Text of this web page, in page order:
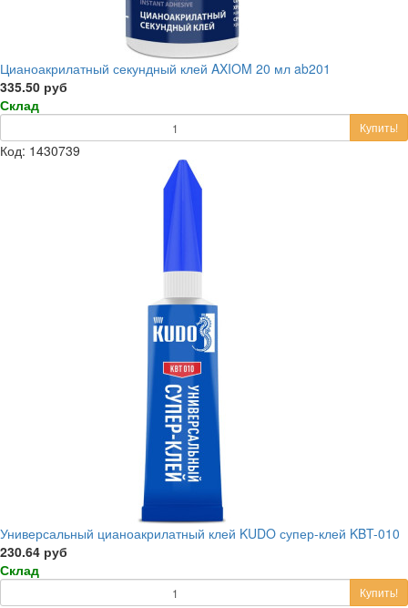
‎Цианоакрилатный секундный клей AXIOM 20 мл ab201
335.50 руб
Склад
Купить!
Код: 1430739
Универсальный цианоакрилатный клей KUDO супер-клей KBT-010
230.64 руб
Склад
Купить!